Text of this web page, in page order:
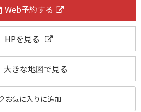
Web予約する
HPを見る
大きな地図で見る
お気に入りに追加